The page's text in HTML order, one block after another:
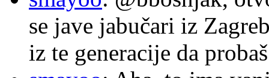
se jave jabučari iz
iz te generacije da